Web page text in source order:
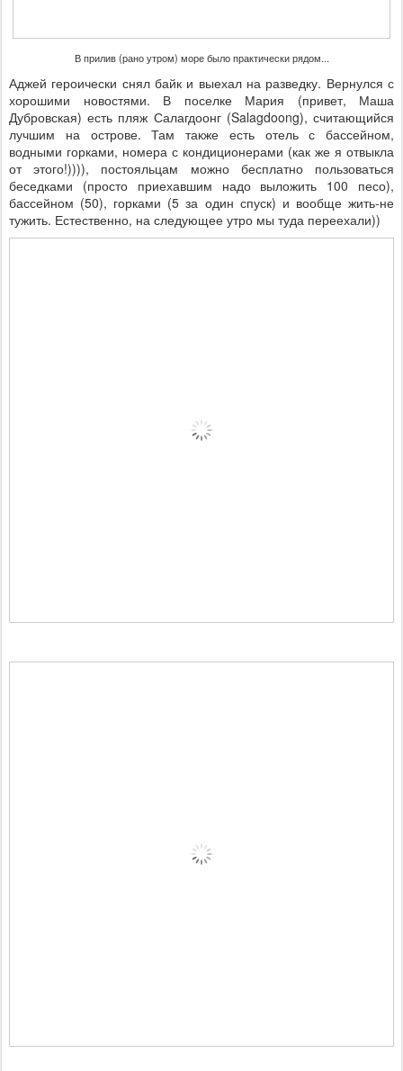
В прилив (рано утром) море было практически рядом...
Аджей героически снял байк и выехал на разведку. Вернулся с
хорошими новостями. В поселке Мария (привет, Маша
Дубровская) есть пляж Салагдоонг (Salagdoong), считающийся
лучшим на острове. Там также есть отель с бассейном,
водными горками, номера с кондиционерами (как же я отвыкла
от этого!)))), постояльцам можно бесплатно пользоваться
беседками (просто приехавшим надо выложить 100 песо),
бассейном (50), горками (5 за один спуск) и вообще жить-не
тужить. Естественно, на следующее утро мы туда переехали))